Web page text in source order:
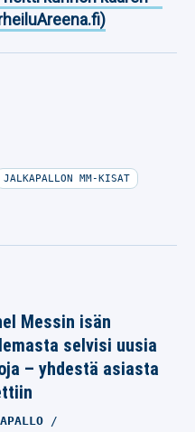
JALKAPALLON MM-KISAT
Messin isän
selvisi uusia
– yhdestä asiasta